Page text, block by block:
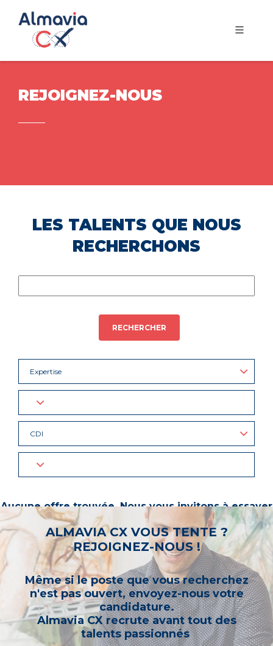
REJOIGNEZ-NOUS
LES TALENTS QUE NOUS
RECHERCHONS
RECHERCHER
Expertise
CDI
Aucune offre trouvée. Nous vous invitons à essayer
d’autres mots-clés ou à sélectionner un « métier ».
ALMAVIA CX VOUS TENTE ?
REJOIGNEZ-NOUS !
Même si le poste que vous recherchez
n'est pas ouvert, envoyez-nous votre
candidature.
Almavia CX recrute avant tout des
talents passionnés